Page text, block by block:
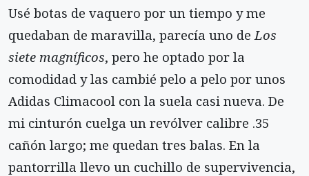
Usé botas de vaquero por un tiempo y me
quedaban de maravilla, parecía uno de Los
siete magníficos, pero he optado por la
comodidad y las cambié pelo a pelo por unos
Adidas Climacool con la suela casi nueva. De
mi cinturón cuelga un revólver calibre .35
cañón largo; me quedan tres balas. En la
pantorrilla llevo un cuchillo de supervivencia,